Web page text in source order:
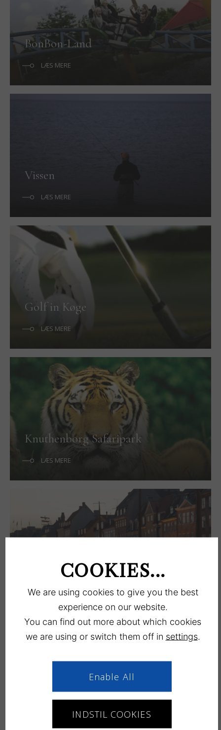
BonBon-Land
LÆS MERE
Vissen
LÆS MERE
Golf in Køge
LÆS MERE
Knuthenborg Safaripark
LÆS MERE
Kopenhagen
LÆS MERE
COOKIES...
We are using cookies to give you the best
experience on our website.
You can find out more about which cookies
we are using or switch them off in settings.
INDSTIL COOKIES
Enable All